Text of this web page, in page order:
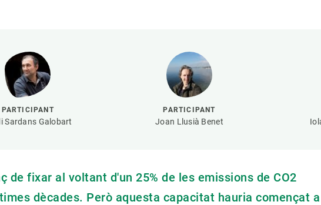
PARTICIPANT
Sardans Galobart
PARTICIPANT
Joan Llusià Benet
de fixar al voltant d'un 25% de les emissions de CO2
dècades. Però aquesta capacitat hauria començat a
Actions Un lloc on créixer
Desenvolupament de carrera
Seminaris i activitats internes
T’oferim formació